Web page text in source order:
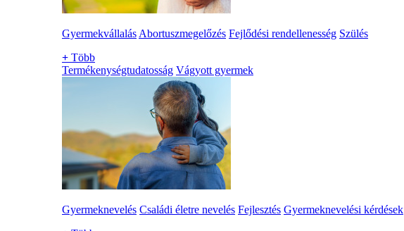
Gyermekvállalás Abortuszmegelőzés Fejlődési rendellenesség Szülés
+ Több
Termékenységtudatosság Vágyott gyermek
Gyermeknevelés Családi életre nevelés Fejlesztés Gyermeknevelési kérdések